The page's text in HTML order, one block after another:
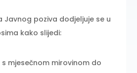
Javnog poziva dodjeljuje se u
kako slijedi:
mjesečnom mirovinom do